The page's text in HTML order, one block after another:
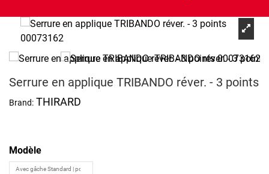
Serrure en applique TRIBANDO réver. - 3 points
Brand: THIRARD
Modèle